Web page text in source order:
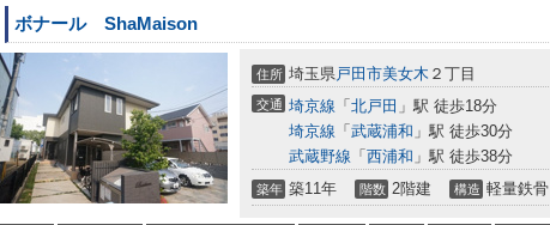
ボナール ShaMaison
住所 埼玉県戸田市美女木 ２丁目
交通 埼京線 「 北戸田 」駅 徒歩18分
埼京線 「 武蔵浦和 」駅 徒歩30分
武蔵野線 「 西浦和 」駅 徒歩38分
築年 築11年 階数 2階建 構造 軽量鉄骨